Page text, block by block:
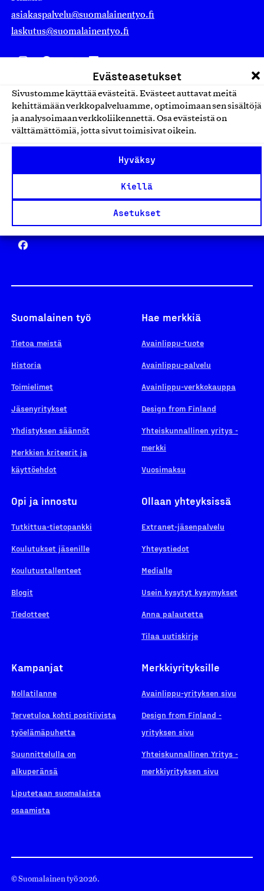
Evästeasetukset
Sivustomme käyttää evästeitä. Evästeet auttavat meitä
kehittämään verkkopalveluamme, optimoimaan sen sisältöjä
ja analysoimaan verkkoliikennettä. Osa evästeistä on
välttämättömiä, jotta sivut toimisivat oikein.
Hyväksy
Kiellä
Asetukset
asiakaspalvelu@suomalainentyo.fi
laskutus@suomalainentyo.fi
Avainlippu
Yhteiskunnallinen Yritys -merkki
Suomalainen työ
Tietoa meistä
Historia
Toimielimet
Jäsenyritykset
Yhdistyksen säännöt
Merkkien kriteerit ja
käyttöehdot
Hae merkkiä
Avainlippu-tuote
Avainlippu-palvelu
Avainlippu-verkkokauppa
Design from Finland
Yhteiskunnallinen yritys -
merkki
Vuosimaksu
Opi ja innostu
Tutkittua-tietopankki
Koulutukset jäsenille
Koulutustallenteet
Blogit
Tiedotteet
Ollaan yhteyksissä
Extranet-jäsenpalvelu
Yhteystiedot
Medialle
Usein kysytyt kysymykset
Anna palautetta
Tilaa uutiskirje
Kampanjat
Nollatilanne
Tervetuloa kohti positiivista
työelämäpuhetta
Suunnittelulla on
alkuperänsä
Liputetaan suomalaista
osaamista
Merkkiyrityksille
Avainlippu-yrityksen sivu
Design from Finland -
yrityksen sivu
Yhteiskunnallinen Yritys -
merkkiyrityksen sivu
© Suomalainen työ 2026.